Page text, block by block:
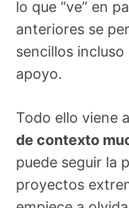
lo que “ve” en
anteriores se
sencillos
apoyo.
Todo ello viene
de contexto
puede seguir la
proyectos